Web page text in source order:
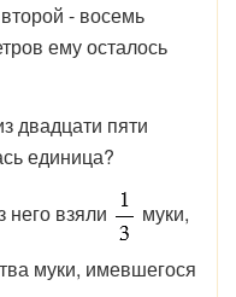
- восемь
ему осталось
двадцати пяти
единица?
него взяли
муки,
муки, имевшегося